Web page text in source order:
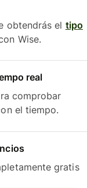
obtendrás el tipo
Wise.
real
comprobar
el tiempo.
gratis